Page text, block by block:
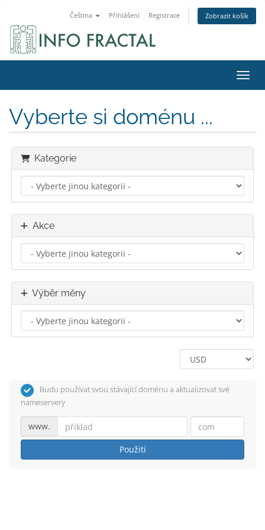
Čeština Přihlášení Registrace Zobrazit košík
Vyberte si doménu ...
Kategorie
Akce
Výběr měny
Budu používat svou stávající doménu a aktualizovat své
nameservery
www.
Použití